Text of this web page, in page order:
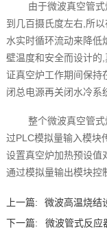
由于微波真空管
到几百摄氏度左右,所
水实时循环流动来降低
壁温度和安全而设计的
证真空炉工作期间保持
闭总电源再关闭水冷系
整个微波真空管
过PLC模拟量输入模块
设置真空炉加热预设值
通过模拟量输出模块控
上一篇:
微波高温烧结
下一篇:
微波管式反应